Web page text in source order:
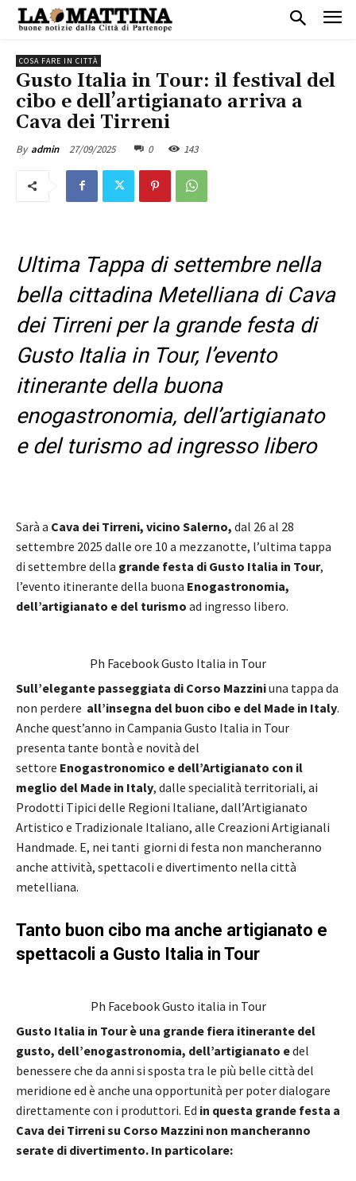
COSA FARE IN CITTÀ
Gusto Italia in Tour: il festival del
cibo e dell’artigianato arriva a
Cava dei Tirreni
By admin 27/09/2025 0 143
Ultima Tappa di settembre nella
bella cittadina Metelliana di Cava
dei Tirreni per la grande festa di
Gusto Italia in Tour, l’evento
itinerante della buona
enogastronomia, dell’artigianato
e del turismo ad ingresso libero
Sarà a Cava dei Tirreni, vicino Salerno, dal 26 al 28
settembre 2025 dalle ore 10 a mezzanotte, l’ultima tappa
di settembre della grande festa di Gusto Italia in Tour,
l’evento itinerante della buona Enogastronomia,
dell’artigianato e del turismo ad ingresso libero.
Ph Facebook Gusto Italia in Tour
Sull’elegante passeggiata di Corso Mazziniuna tappa da
non perdere all’insegna del buon cibo e del Made in Italy.
Anche quest’anno in Campania Gusto Italia in Tour
presenta tante bontà e novità del
settore Enogastronomico e dell’Artigianato con il
meglio del Made in Italy, dalle specialità territoriali, ai
Prodotti Tipici delle Regioni Italiane, dall’Artigianato
Artistico e Tradizionale Italiano, alle Creazioni Artigianali
Handmade. E, nei tanti giorni di festa non mancheranno
anche attività, spettacoli e divertimento nella città
metelliana.
Tanto buon cibo ma anche artigianato e
spettacoli a Gusto Italia in Tour
Ph Facebook Gusto italia in Tour
Gusto Italia in Tour è una grande fiera itinerante del
gusto, dell’enogastronomia, dell’artigianato edel
benessere che da anni si sposta tra le più belle città del
meridione ed è anche una opportunità per poter dialogare
direttamente con i produttori. Ed in questa grande festa a
Cava dei Tirreni su Corso Mazzini non mancheranno
serate di divertimento. In particolare: